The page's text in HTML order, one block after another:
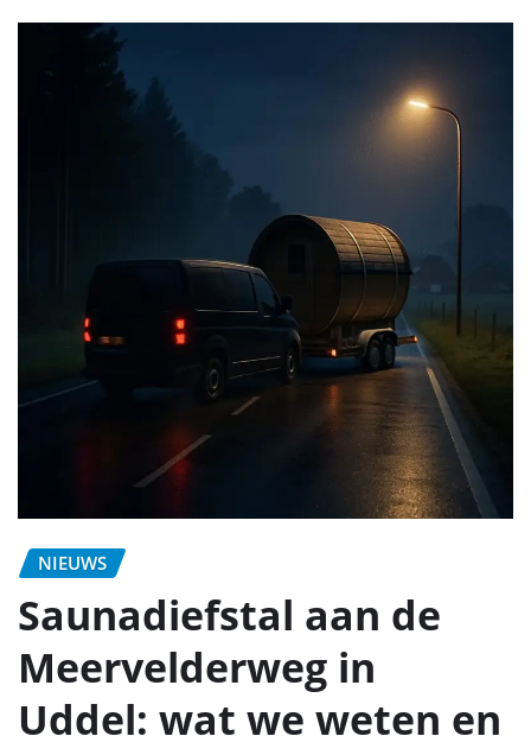
NIEUWS
Saunadiefstal aan de
Meervelderweg in
Uddel: wat we weten en